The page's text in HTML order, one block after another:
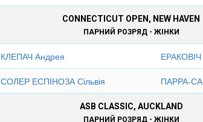
CONNECTICUT OPEN, NEW HAVEN
ПАРНИЙ РОЗРЯД - ЖІНКИ
КЛЕПАЧ Андрея ЕРАКОВІЧ
СОЛЕР ЕСПІНОЗА Сільвія ПАРРА-
ASB CLASSIC, AUCKLAND
ПАРНИЙ РОЗРЯД - ЖІНКИ